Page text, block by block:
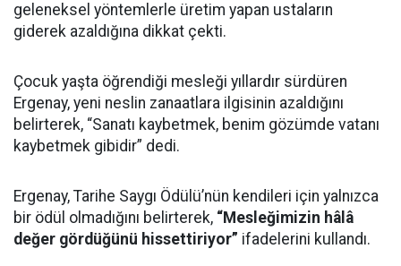
geleneksel yöntemlerle üretim yapan ustaların
giderek azaldığına dikkat çekti.
Çocuk yaşta öğrendiği mesleği yıllardır sürdüren
Ergenay, yeni neslin zanaatlara ilgisinin azaldığını
belirterek, “Sanatı kaybetmek, benim gözümde vatanı
kaybetmek gibidir” dedi.
Ergenay, Tarihe Saygı Ödülü’nün kendileri için yalnızca
bir ödül olmadığını belirterek, “Mesleğimizin hâlâ
değer gördüğünü hissettiriyor” ifadelerini kullandı.